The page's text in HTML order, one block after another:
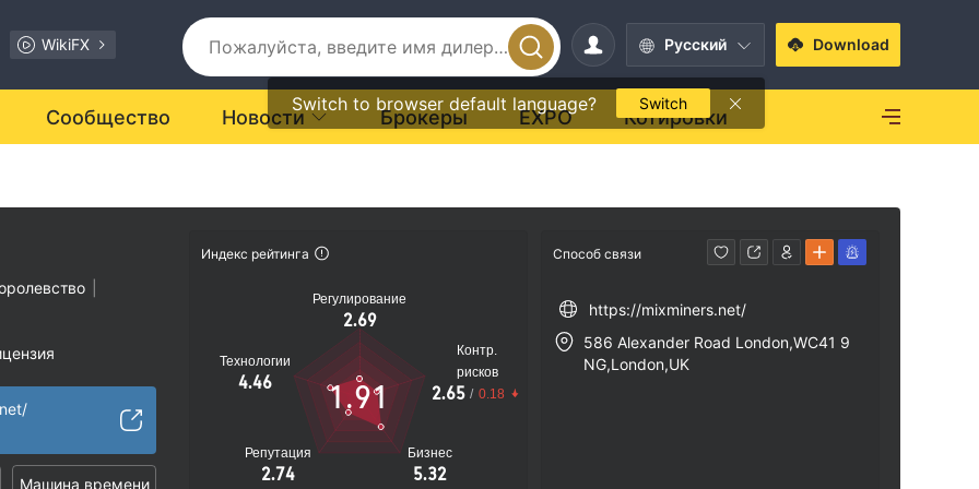
WikiFX Pусский
Switch to browser default language? Switch
Download
Сообщество Новости Брокеры EXPO Котировки
риски
Машина времени
Индекс рейтинга
Регулирование
2.69
Технологии
4.46
Репутация
2.74
Бизнес
5.32
Контр.
рисков
2.65 / 0.18
1.91
Способ связи
https://mixminers.net/
586 Alexander Road London,WC41 9
NG,London,UK